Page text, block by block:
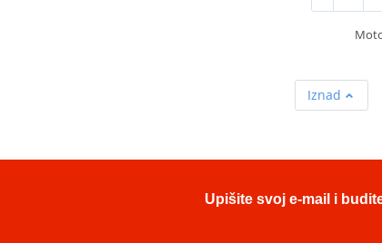
Iznad
Upišite svoj e-mail i